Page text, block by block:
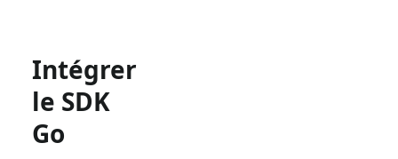
Intégrer
le SDK
Go